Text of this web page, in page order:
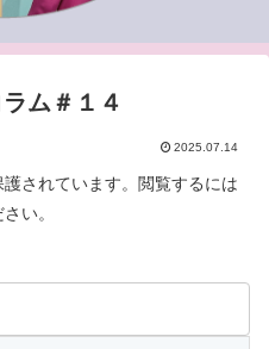
ム＃１４
2025.07.14
されています。閲覧するには
い。